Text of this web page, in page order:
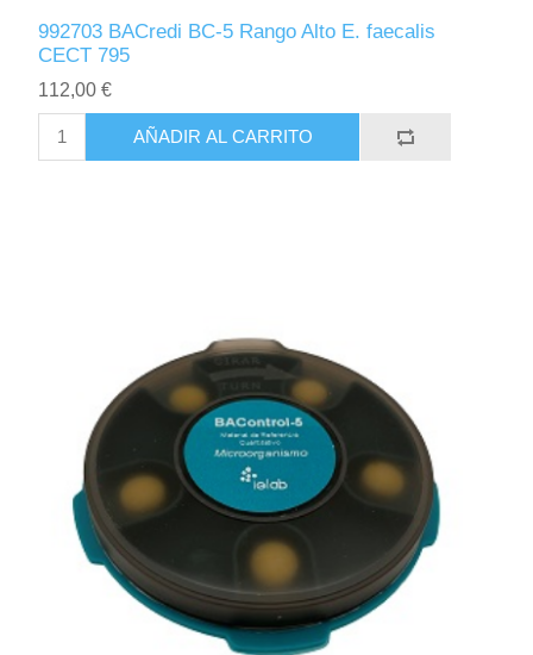
992703 BACredi BC-5 Rango Alto E. faecalis
CECT 795
112,00 €
AÑADIR AL CARRITO